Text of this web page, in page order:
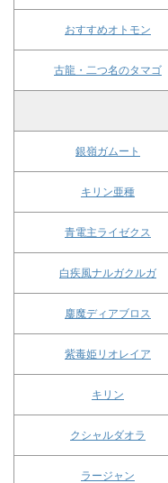
おすすめオトモン
古龍・二つ名のタマゴ
銀嶺ガムート
キリン亜種
青電主ライゼクス
白疾風ナルガクルガ
鏖魔ディアブロス
紫毒姫リオレイア
キリン
クシャルダオラ
ラージャン